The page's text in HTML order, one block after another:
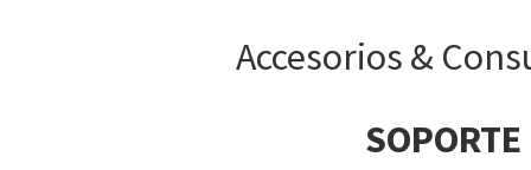
Accesorios &
SOPORTE